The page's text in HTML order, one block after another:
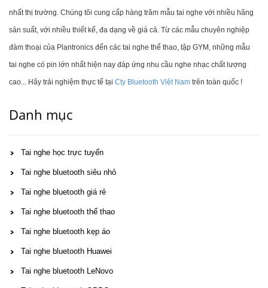
nhất thị trường. Chúng tôi cung cấp hàng trăm mẫu tai nghe với nhiều hãng
sản suất, với nhiều thiết kế, đa dạng về giá cả. Từ các mẫu chuyên nghiệp
đàm thoại của Plantronics đến các tai nghe thể thao, tập GYM, những mẫu
tai nghe có pin lớn nhất hiện nay đáp ứng nhu cầu nghe nhạc chất lượng
cao... Hãy trải nghiệm thực tế tại Cty Bluetooth Việt Nam trên toàn quốc !
Danh mục
Tai nghe học trực tuyến
Tai nghe bluetooth siêu nhỏ
Tai nghe bluetooth giá rẻ
Tai nghe bluetooth thể thao
Tai nghe bluetooth kẹp áo
Tai nghe bluetooth Huawei
Tai nghe bluetooth LeNovo